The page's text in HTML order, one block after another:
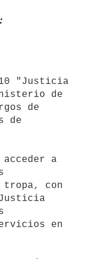
"Justicia
de
de
de
con
en